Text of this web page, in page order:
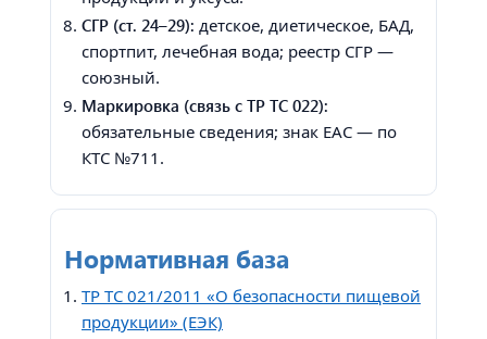
СГР (ст. 24–29): детское, диетическое, БАД,
спортпит, лечебная вода; реестр СГР —
союзный.
Маркировка (связь с ТР ТС 022):
обязательные сведения; знак EAC — по
КТС №711.
Нормативная база
ТР ТС 021/2011 «О безопасности пищевой
продукции» (ЕЭК)